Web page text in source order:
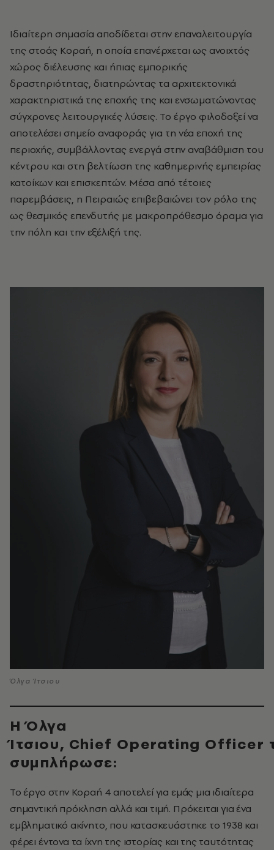
Ιδιαίτερη σημασία αποδίδεται στην επαναλειτουργία
της στοάς Κοραή, η οποία επανέρχεται ως ανοιχτός
χώρος διέλευσης και ήπιας εμπορικής
δραστηριότητας, διατηρώντας τα αρχιτεκτονικά
χαρακτηριστικά της εποχής της και ενσωματώνοντας
σύγχρονες λειτουργικές λύσεις. Το έργο φιλοδοξεί να
αποτελέσει σημείο αναφοράς για τη νέα εποχή της
περιοχής, συμβάλλοντας ενεργά στην αναβάθμιση του
κέντρου και στη βελτίωση της καθημερινής εμπειρίας
κατοίκων και επισκεπτών. Μέσα από τέτοιες
παρεμβάσεις, η Πειραιώς επιβεβαιώνει τον ρόλο της
ως θεσμικός επενδυτής με μακροπρόθεσμο όραμα για
την πόλη και την εξέλιξή της.
Όλγα Ίτσιου
Η Όλγα
Ίτσιου, Chief Operating Officer
συμπλήρωσε:
Το έργο στην Κοραή 4 αποτελεί για εμάς μια ιδιαίτερα
σημαντική πρόκληση αλλά και τιμή. Πρόκειται για ένα
εμβληματικό ακίνητο, που κατασκευάστηκε το 1938 και
φέρει έντονα τα ίχνη της ιστορίας και της ταυτότητας